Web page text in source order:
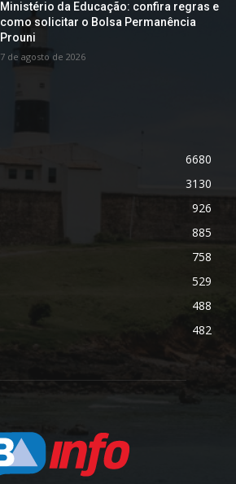
Ministério da Educação: confira regras e
como solicitar o Bolsa Permanência
Prouni
7 de agosto de 2026
6680
3130
926
885
758
529
488
482